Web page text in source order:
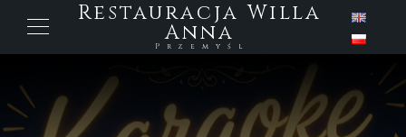
Restauracja Willa
Anna
Przemyśl